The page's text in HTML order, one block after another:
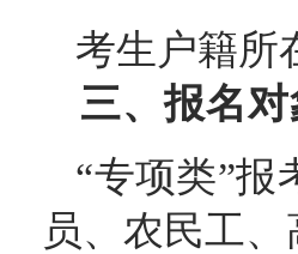
考生户籍所
三、报名对
“专项类”
员、农民工